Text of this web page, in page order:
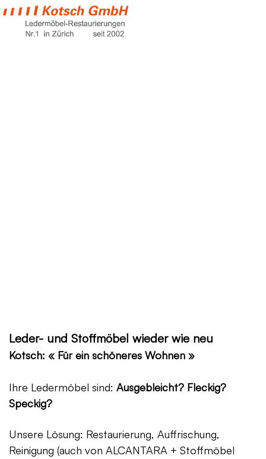
Leder- und Stoffmöbel wieder wie neu
Kotsch: « Für ein schöneres Wohnen »
Ihre Ledermöbel sind: Ausgebleicht? Fleckig?
Speckig?
Unsere Lösung: Restaurierung, Auffrischung,
Reinigung (auch von ALCANTARA + Stoffmöbel